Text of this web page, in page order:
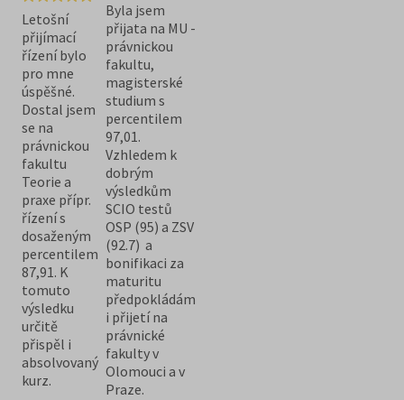
Letošní
přijímací
řízení bylo
pro mne
úspěšné.
Dostal jsem
se na
právnickou
fakultu
Teorie a
praxe přípr.
řízení s
dosaženým
percentilem
87,91. K
tomuto
výsledku
určitě
přispěl i
absolvovaný
kurz.
Byla jsem
přijata na MU -
právnickou
fakultu,
magisterské
studium s
percentilem
97,01.
Vzhledem k
dobrým
výsledkům
SCIO testů
OSP (95) a ZSV
(92.7) a
bonifikaci za
maturitu
předpokládám
i přijetí na
právnické
fakulty v
Olomouci a v
Praze.